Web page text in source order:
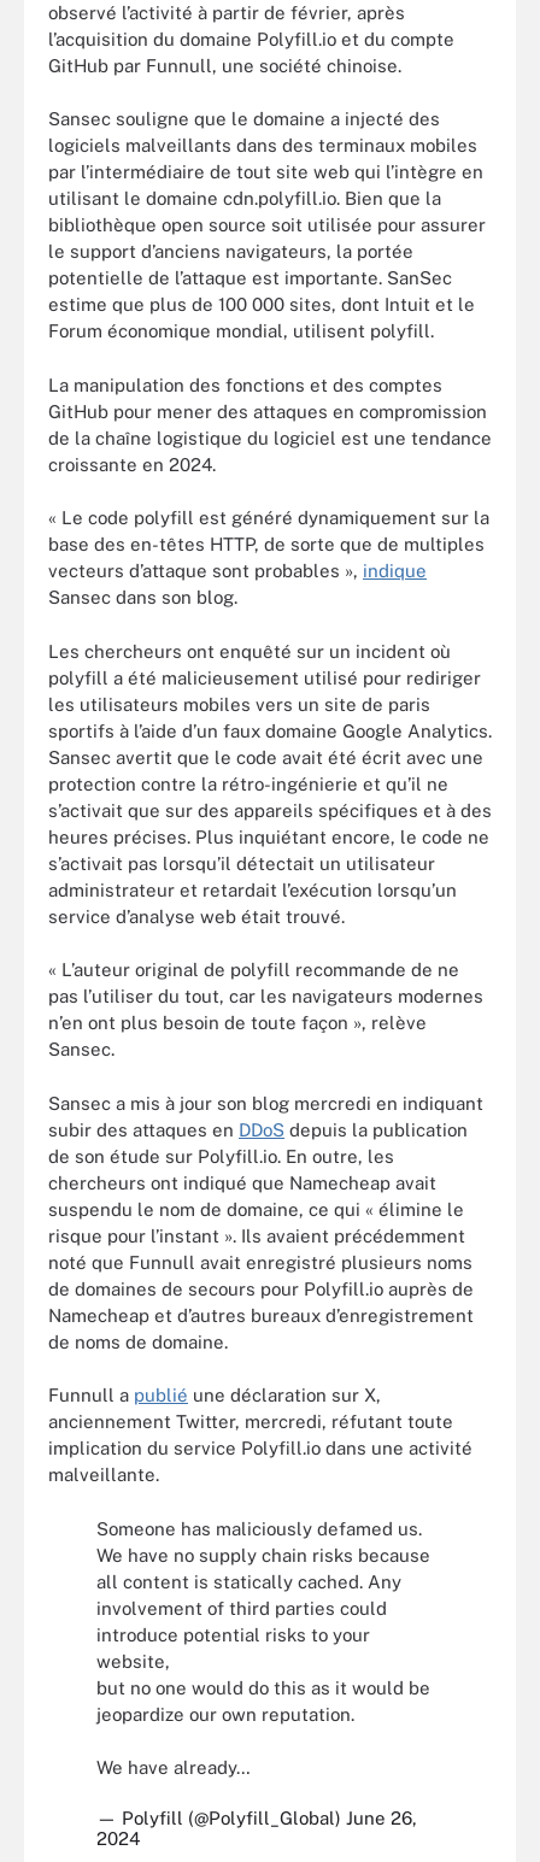
observé l’activité à partir de février, après
l’acquisition du domaine Polyfill.io et du compte
GitHub par Funnull, une société chinoise.
Sansec souligne que le domaine a injecté des
logiciels malveillants dans des terminaux mobiles
par l’intermédiaire de tout site web qui l’intègre en
utilisant le domaine cdn.polyfill.io. Bien que la
bibliothèque open source soit utilisée pour assurer
le support d’anciens navigateurs, la portée
potentielle de l’attaque est importante. SanSec
estime que plus de 100 000 sites, dont Intuit et le
Forum économique mondial, utilisent polyfill.
La manipulation des fonctions et des comptes
GitHub pour mener des attaques en compromission
de la chaîne logistique du logiciel est une tendance
croissante en 2024.
« Le code polyfill est généré dynamiquement sur la
base des en-têtes HTTP, de sorte que de multiples
vecteurs d’attaque sont probables », indique
Sansec dans son blog.
Les chercheurs ont enquêté sur un incident où
polyfill a été malicieusement utilisé pour rediriger
les utilisateurs mobiles vers un site de paris
sportifs à l’aide d’un faux domaine Google Analytics.
Sansec avertit que le code avait été écrit avec une
protection contre la rétro-ingénierie et qu’il ne
s’activait que sur des appareils spécifiques et à des
heures précises. Plus inquiétant encore, le code ne
s’activait pas lorsqu’il détectait un utilisateur
administrateur et retardait l’exécution lorsqu’un
service d’analyse web était trouvé.
« L’auteur original de polyfill recommande de ne
pas l’utiliser du tout, car les navigateurs modernes
n’en ont plus besoin de toute façon », relève
Sansec.
Sansec a mis à jour son blog mercredi en indiquant
subir des attaques en DDoS depuis la publication
de son étude sur Polyfill.io. En outre, les
chercheurs ont indiqué que Namecheap avait
suspendu le nom de domaine, ce qui « élimine le
risque pour l’instant ». Ils avaient précédemment
noté que Funnull avait enregistré plusieurs noms
de domaines de secours pour Polyfill.io auprès de
Namecheap et d’autres bureaux d’enregistrement
de noms de domaine.
Funnull a publié une déclaration sur X,
anciennement Twitter, mercredi, réfutant toute
implication du service Polyfill.io dans une activité
malveillante.
Someone has maliciously defamed us.
We have no supply chain risks because
all content is statically cached. Any
involvement of third parties could
introduce potential risks to your
website,
but no one would do this as it would be
jeopardize our own reputation.
We have already…
— Polyfill (@Polyfill_Global) June 26,
2024